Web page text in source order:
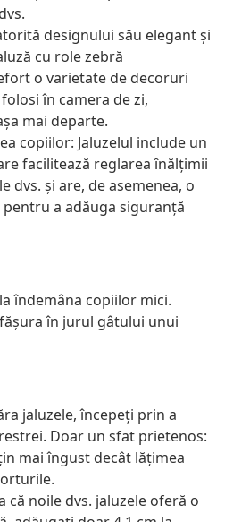
designului său elegant și
cu role zebră
o varietate de decoruri
în camera de zi,
mai departe.
copiilor: Jaluzelul include un
facilitează reglarea înălțimii
dvs. și are, de asemenea, o
a adăuga siguranță
îndemâna copiilor mici.
în jurul gâtului unui
jaluzele, începeți prin a
Doar un sfat prietenos:
mai îngust decât lățimea
că noile dvs. jaluzele oferă o